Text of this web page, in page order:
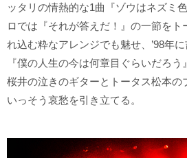
ッタリの情熱的な1曲『ゾウはネズミ
ロでは『それが答えだ！』の一節をト
れ込む粋なアレンジでも魅せ、’98年
『僕の人生の今は何章目ぐらいだろう
桜井の泣きのギターとトータス松本の
いっそう哀愁を引き立てる。